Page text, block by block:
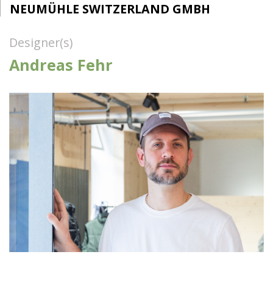
NEUMÜHLE SWITZERLAND GMBH
Designer(s)
Andreas Fehr